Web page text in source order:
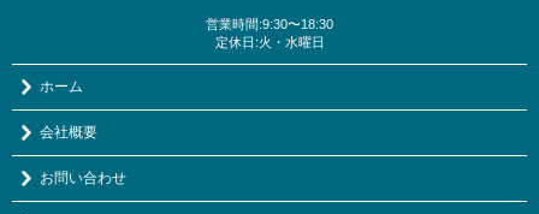
営業時間:9:30〜18:30
定休日:火・水曜日
ホーム
会社概要
お問い合わせ